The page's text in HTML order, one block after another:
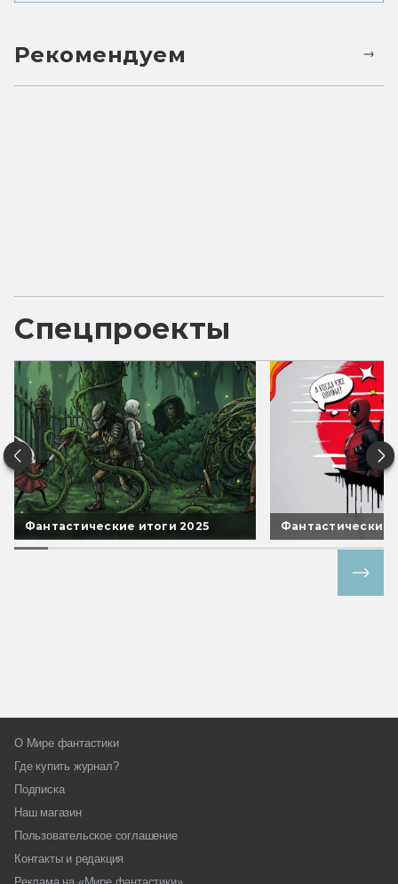
Рекомендуем
Спецпроекты
Фантастические итоги 2025 Фантастические
О Мире фантастики
Где купить журнал?
Подписка
Наш магазин
Пользовательское соглашение
Контакты и редакция